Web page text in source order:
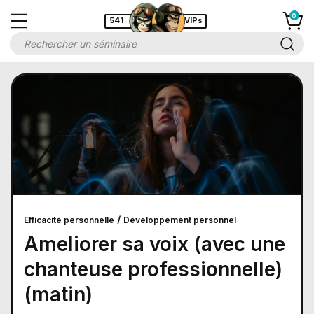
541 VIPs
Efficacité personnelle / Développement personnel
Ameliorer sa voix (avec une
chanteuse professionnelle)
(matin)